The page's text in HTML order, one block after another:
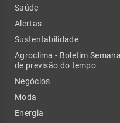
Saúde
Alertas
Sustentabilidade
Agroclima - Boletim Semanal
de previsão do tempo
Negócios
Moda
Energia